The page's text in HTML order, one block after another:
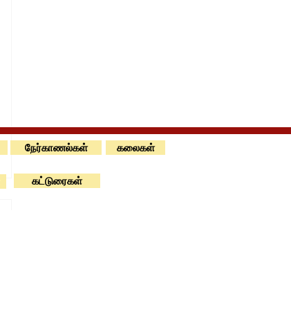
நேர்காணல்கள் கலைகள்
கட்டுரைகள்